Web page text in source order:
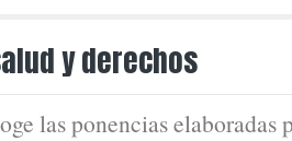
y derechos
las ponencias elaboradas